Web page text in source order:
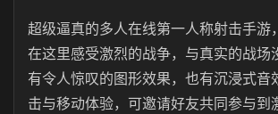
超级逼真的多人在线第一人称射击手游
在这里感受激烈的战争，与真实的战场
有令人惊叹的图形效果，也有沉浸式音
击与移动体验，可邀请好友共同参与到